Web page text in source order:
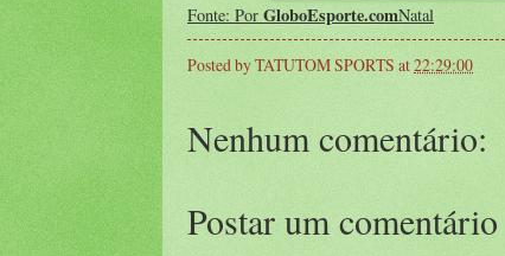
Fonte: Por GloboEsporte.comNatal
Posted byTATUTOM SPORTS at22:29:00
Nenhum comentário:
Postar um comentário